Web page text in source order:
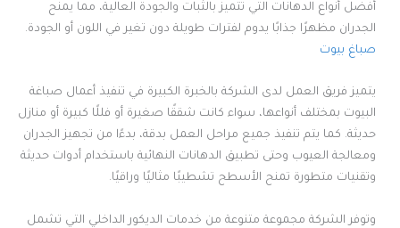
أفضل أنواع الدهانات التي تتميز بالثبات والجودة العالية، مما يمنح
الجدران مظهرًا جذابًا يدوم لفترات طويلة دون تغير في اللون أو الجودة.
صباغ بيوت
يتميز فريق العمل لدى الشركة بالخبرة الكبيرة في تنفيذ أعمال صباغة
البيوت بمختلف أنواعها، سواء كانت شققًا صغيرة أو فللًا كبيرة أو منازل
حديثة. كما يتم تنفيذ جميع مراحل العمل بدقة، بدءًا من تجهيز الجدران
ومعالجة العيوب وحتى تطبيق الدهانات النهائية باستخدام أدوات حديثة
وتقنيات متطورة تمنح الأسطح تشطيبًا مثاليًا وراقيًا.
وتوفر الشركة مجموعة متنوعة من خدمات الديكور الداخلي التي تشمل